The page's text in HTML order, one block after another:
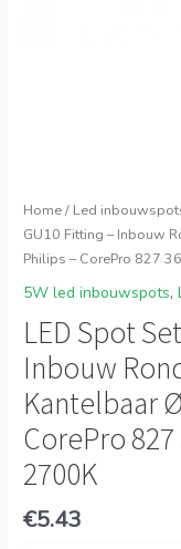
Home/ Led
GU10 Fitting – Inbouw
Philips – CorePro 827
5W led inbouwspots,
LED Spot
Inbouw
Kantelbaar
CorePro 827
2700K
€5.43